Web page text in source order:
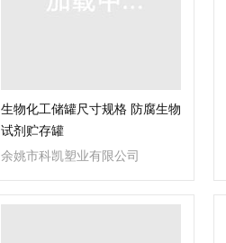
生物化工储罐尺寸规格 防腐生物
试剂贮存罐
余姚市科凯塑业有限公司